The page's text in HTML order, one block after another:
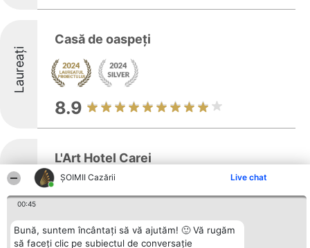
ȘOIMII Cazării Live chat
00:45
Bună, suntem încântați să vă ajutăm! 🙂 Vă rugăm
să faceți clic pe subiectul de conversație
Laureați
Casă de oaspeți
8.9
Laureați
L'Art Hotel Carei
Arată mai multe >>